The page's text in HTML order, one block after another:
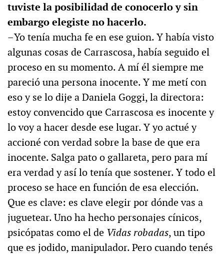
tuviste la posibilidad de conocerlo y sin
embargo elegiste no hacerlo.
–Yo tenía mucha fe en ese guion. Y había visto
algunas cosas de Carrascosa, había seguido el
proceso en su momento. A mí él siempre me
pareció una persona inocente. Y me metí con
eso y se lo dije a Daniela Goggi, la directora:
estoy convencido que Carrascosa es inocente y
lo voy a hacer desde ese lugar. Y yo actué y
accioné con verdad sobre la base de que era
inocente. Salga pato o gallareta, pero para mí
era verdad y así lo tenía que sostener. Y todo el
proceso se hace en función de esa elección.
Que es clave: es clave elegir por dónde vas a
juguetear. Uno ha hecho personajes cínicos,
psicópatas como el de Vidas robadas, un tipo
que es jodido, manipulador. Pero cuando tenés